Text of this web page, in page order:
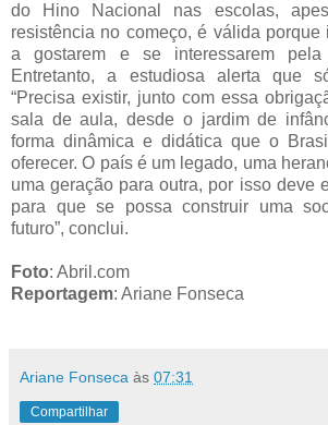
do Hino Nacional nas escolas,
resistência no começo, é válida
a gostarem e se interessarem pela
Entretanto, a estudiosa alerta que
“Precisa existir, junto com essa
sala de aula, desde o jardim de
forma dinâmica e didática que o
oferecer. O país é um legado, uma
uma geração para outra, por isso deve
para que se possa construir uma
futuro”, conclui.
Foto: Abril.com
Reportagem: Ariane Fonseca
Ariane Fonseca às 07:31
Compartilhar